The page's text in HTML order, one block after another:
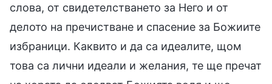
слова, от свидетелстването за Него и от
делото на пречистване и спасение за Божиите
избраници. Каквито и да са идеалите, щом
това са лични идеали и желания, те ще пречат